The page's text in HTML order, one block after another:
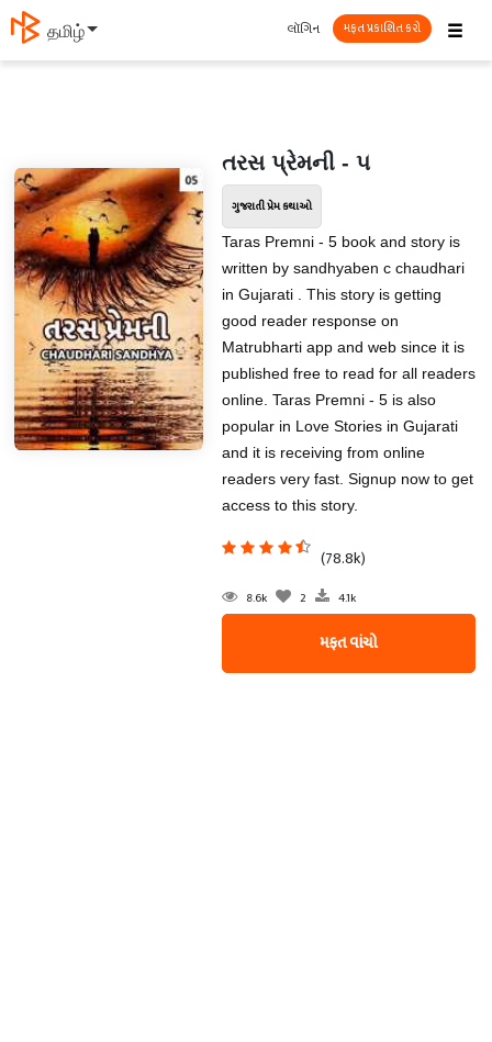
தமிழ் ☰
લૉગિન મફત પ્રકાશિત કરો
તરસ પ્રેમની - ૫
ગુજરાતી પ્રેમ કથાઓ
Taras Premni - 5 book and story is
written by sandhyaben c chaudhari
in Gujarati . This story is getting
good reader response on
Matrubharti app and web since it is
published free to read for all readers
online. Taras Premni - 5 is also
popular in Love Stories in Gujarati
and it is receiving from online
readers very fast. Signup now to get
access to this story.
(78.8k)
8.6k 2 4.1k
મફત વાંચો